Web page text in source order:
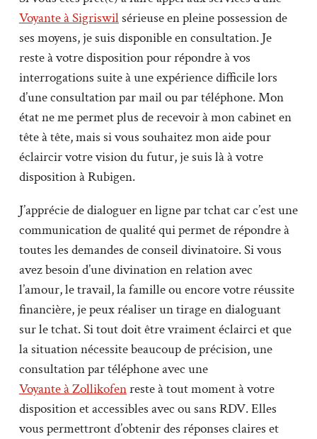
Voyante à Sigriswilsérieuse en pleine possession de
ses moyens, je suis disponible en consultation. Je
reste à votre disposition pour répondre à vos
interrogations suite à une expérience difficile lors
d’une consultation par mail ou par téléphone. Mon
état ne me permet plus de recevoir à mon cabinet en
tête à tête, mais si vous souhaitez mon aide pour
éclaircir votre vision du futur, je suis là à votre
disposition à Rubigen.
J’apprécie de dialoguer en ligne par tchat car c’est une
communication de qualité qui permet de répondre à
toutes les demandes de conseil divinatoire. Si vous
avez besoin d’une divination en relation avec
l’amour, le travail, la famille ou encore votre réussite
financière, je peux réaliser un tirage en dialoguant
sur le tchat. Si tout doit être vraiment éclairci et que
la situation nécessite beaucoup de précision, une
consultation par téléphone avec une
Voyante à Zollikofenreste à tout moment à votre
disposition et accessibles avec ou sans RDV. Elles
vous permettront d’obtenir des réponses claires et